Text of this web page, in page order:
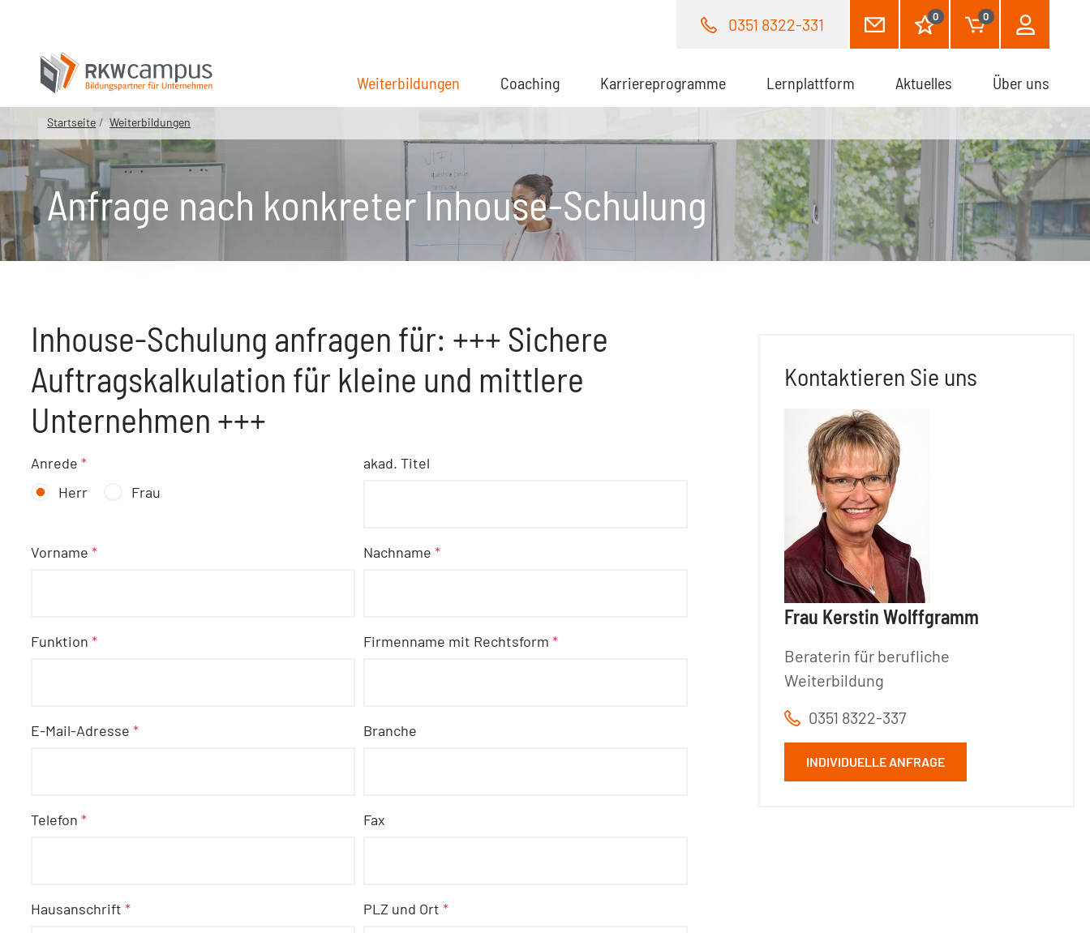
0351 8322-331 0 0
Weiterbildungen (aktuell)Coaching Karriereprogramme Lernplattform Aktuelles Über uns
Startseite Weiterbildungen
Anfrage nach konkreter Inhouse-Schulung
Inhouse-Schulung anfragen für: +++ Sichere
Auftragskalkulation für kleine und mittlere
Unternehmen +++
Anrede*
Herr
Frau
akad. Titel
Vorname* Nachname *
Funktion* Firmenname mit Rechtsform *
E-Mail-Adresse* Branche
Telefon* Fax
Hausanschrift* PLZ und Ort *
Kontaktieren Sie uns
Frau Kerstin Wolffgramm
Beraterin für berufliche
Weiterbildung
0351 8322-337
INDIVIDUELLE ANFRAGE